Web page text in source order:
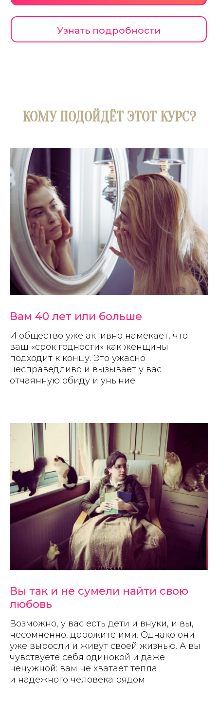
Узнать подробности
КОМУ ПОДОЙДЁТ ЭТОТ КУРС?
Вам 40 лет или больше
И общество уже активно намекает, что
ваш «срок годности» как женщины
подходит к концу. Это ужасно
несправедливо и вызывает у вас
отчаянную обиду и уныние
Вы так и не сумели найти свою
любовь
Возможно, у вас есть дети и внуки, и вы,
несомненно, дорожите ими. Однако они
уже выросли и живут своей жизнью. А вы
чувствуете себя одинокой и даже
ненужной: вам не хватает тепла
и надежного человека рядом